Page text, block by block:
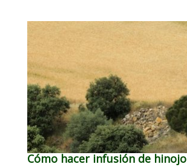
Cómo hacer infusión de hinojo